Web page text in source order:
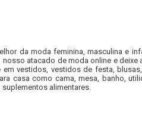
da moda feminina, masculina e
nosso atacado de moda online e
em vestidos, vestidos de festa,
casa como cama, mesa, banho,
suplementos alimentares.